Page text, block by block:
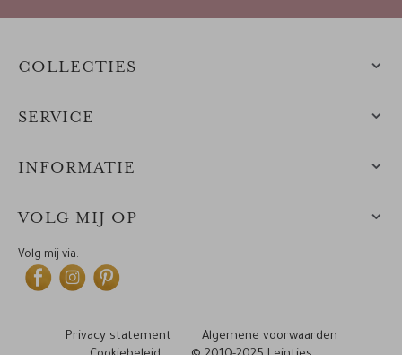
COLLECTIES
SERVICE
INFORMATIE
VOLG MIJ OP
Volg mij via:
Privacy statement
Algemene voorwaarden